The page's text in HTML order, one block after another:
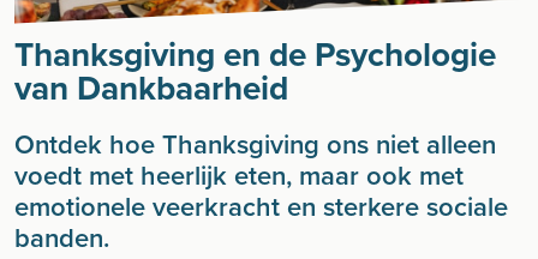
Thanksgiving en de Psychologie
van Dankbaarheid
Ontdek hoe Thanksgiving ons niet alleen
voedt met heerlijk eten, maar ook met
emotionele veerkracht en sterkere sociale
banden.